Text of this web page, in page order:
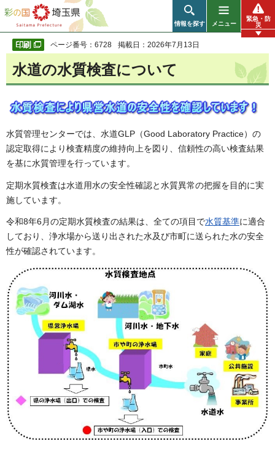
彩の国 埼玉県
情報を探す メニュー
緊急・防
災
ページ番号：6728 掲載日：2026年7月13日
水道の水質検査について
水質管理センターでは、水道GLP（Good Laboratory Practice）の
認定取得により検査精度の維持向上を図り、信頼性の高い検査結果
を基に水質管理を行っています。
定期水質検査は水道用水の安全性確認と水質異常の把握を目的に実
施しています。
令和8年6月の定期水質検査の結果は、全ての項目で水質基準に適合
しており、浄水場から送り出された水及び市町に送られた水の安全
性が確認されています。